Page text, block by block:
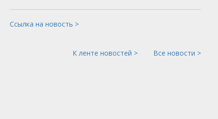
Ссылка на новость >
К ленте новостей > Все новости >